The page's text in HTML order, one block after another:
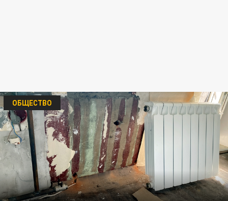
ОБЩЕСТВО